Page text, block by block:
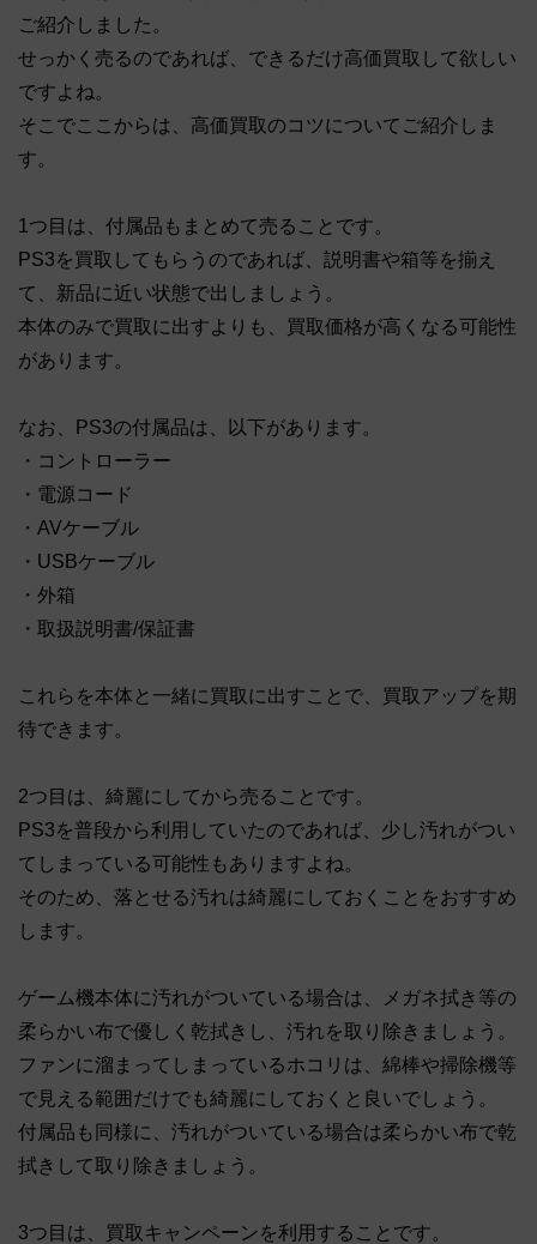
ご紹介しました。
せっかく売るのであれば、できるだけ高価買取して欲しい
ですよね。
そこでここからは、高価買取のコツについてご紹介しま
す。
1つ目は、付属品もまとめて売ることです。
PS3を買取してもらうのであれば、説明書や箱等を揃え
て、新品に近い状態で出しましょう。
本体のみで買取に出すよりも、買取価格が高くなる可能性
があります。
なお、PS3の付属品は、以下があります。
・コントローラー
・電源コード
・AVケーブル
・USBケーブル
・外箱
・取扱説明書/保証書
これらを本体と一緒に買取に出すことで、買取アップを期
待できます。
2つ目は、綺麗にしてから売ることです。
PS3を普段から利用していたのであれば、少し汚れがつい
てしまっている可能性もありますよね。
そのため、落とせる汚れは綺麗にしておくことをおすすめ
します。
ゲーム機本体に汚れがついている場合は、メガネ拭き等の
柔らかい布で優しく乾拭きし、汚れを取り除きましょう。
ファンに溜まってしまっているホコリは、綿棒や掃除機等
で見える範囲だけでも綺麗にしておくと良いでしょう。
付属品も同様に、汚れがついている場合は柔らかい布で乾
拭きして取り除きましょう。
3つ目は、買取キャンペーンを利用することです。